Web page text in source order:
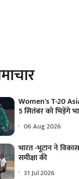
Women's T-20
5 सितंबर को भिड़ेंगे
06 Aug 2026
भारत -भूटान ने
समीक्षा की
31 Jul 2026